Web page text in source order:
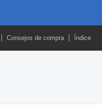
Consejos de compra Índice